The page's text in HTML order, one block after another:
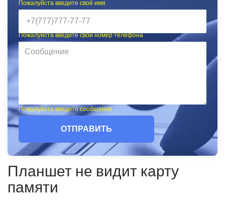
Пожалуйста введите своё имя
Пожалуйста введите свой номер телефона
Пожалуйста введите сообщение
ОТПРАВИТЬ
Планшет не видит карту
памяти